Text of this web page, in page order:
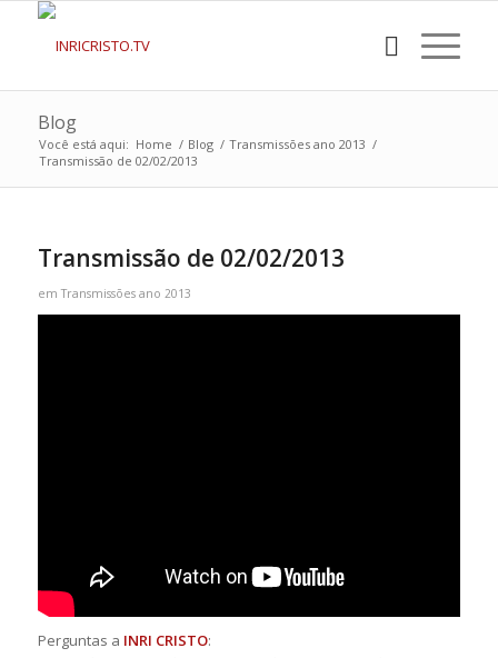
Blog
Você está aqui: Home / Blog / Transmissões ano 2013 /
Transmissão de 02/02/2013
Transmissão de 02/02/2013
emTransmissões ano 2013
Perguntas a INRI CRISTO: